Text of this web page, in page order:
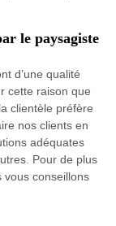
le paysagiste
d’une qualité
cette raison que
clientèle préfère
nos clients en
adéquates
Pour de plus
vous conseillons